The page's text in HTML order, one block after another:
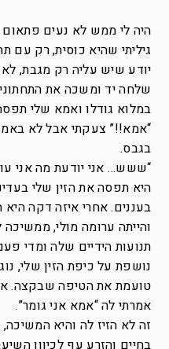
היה לי ממש לא נעים
גיליתי שהיא כוסית, רק עם
יודע שיש עליה רק מגבת,
שלחה יד ומשכה את
במלוא גודלו ואמא שלי
“אמא!!” צעקתי אבל לא
בגבס.
“ששש… אני יודעת מה אני
היא תפסה את הזין שלי
בעננים. אחרי איזה דקה
והייתה ערומה מולי,
תנועות הידיים שלה ומדי
נושפת על כיפת הזין שלי,
טועמת את הטיפה שבקצה.
אמרתי לה “אמא אני גומר”.
זה לא הזיז לה והיא
בחיים והזרע עף לכיוון